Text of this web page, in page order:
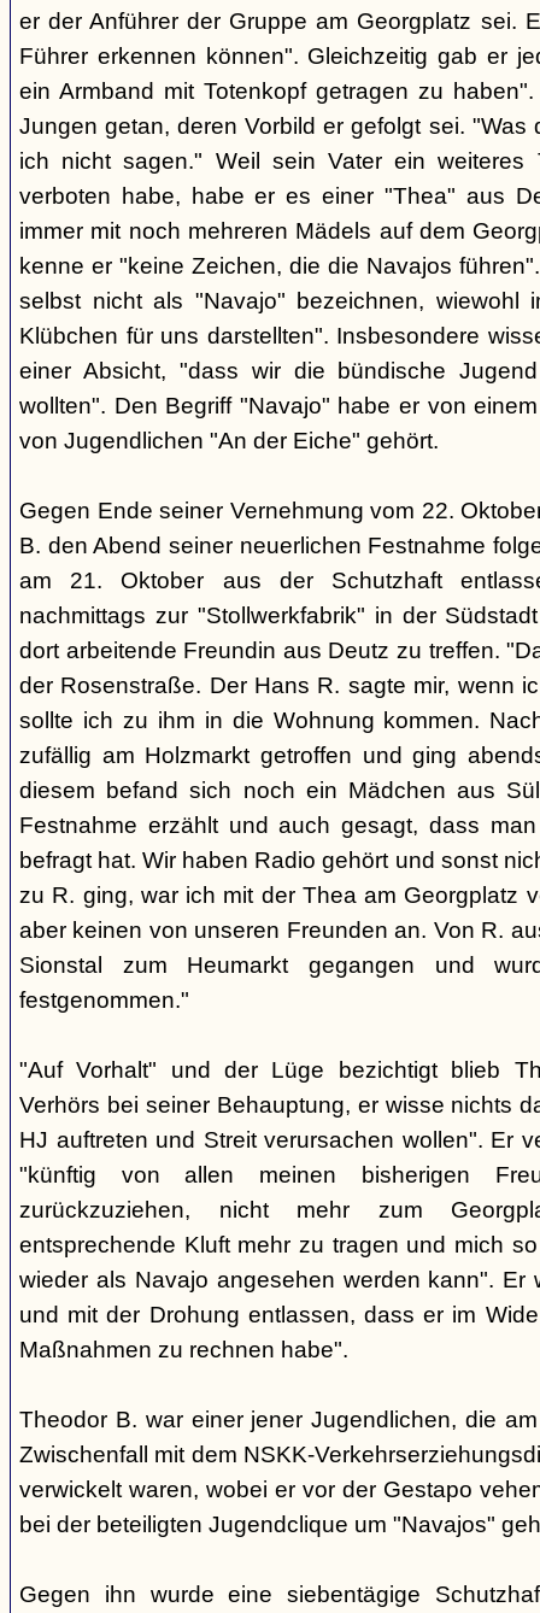
er der Anführer der Gruppe am Georgplatz sei.
Führer erkennen können". Gleichzeitig gab er
ein Armband mit Totenkopf getragen zu
Jungen getan, deren Vorbild er gefolgt sei. "Was
ich nicht sagen." Weil sein Vater ein weiteres
verboten habe, habe er es einer "Thea" aus
immer mit noch mehreren Mädels auf dem
kenne er "keine Zeichen, die die Navajos
selbst nicht als "Navajo" bezeichnen, wiewohl
Klübchen für uns darstellten". Insbesondere
einer Absicht, "dass wir die bündische
wollten". Den Begriff "Navajo" habe er von
von Jugendlichen "An der Eiche" gehört.
Gegen Ende seiner Vernehmung vom 22.
B. den Abend seiner neuerlichen Festnahme
am 21. Oktober aus der Schutzhaft
nachmittags zur "Stollwerkfabrik" in der
dort arbeitende Freundin aus Deutz zu treffen.
der Rosenstraße. Der Hans R. sagte mir, wenn
sollte ich zu ihm in die Wohnung kommen.
zufällig am Holzmarkt getroffen und ging
diesem befand sich noch ein Mädchen aus
Festnahme erzählt und auch gesagt, dass
befragt hat. Wir haben Radio gehört und sonst
zu R. ging, war ich mit der Thea am Georgplatz
aber keinen von unseren Freunden an. Von R.
Sionstal zum Heumarkt gegangen und
festgenommen."
"Auf Vorhalt" und der Lüge bezichtigt blieb
Verhörs bei seiner Behauptung, er wisse nichts
HJ auftreten und Streit verursachen wollen". Er
"künftig von allen meinen bisherigen
zurückzuziehen, nicht mehr zum
entsprechende Kluft mehr zu tragen und mich
wieder als Navajo angesehen werden kann". Er
und mit der Drohung entlassen, dass er im
Maßnahmen zu rechnen habe".
Theodor B. war einer jener Jugendlichen, die
Zwischenfall mit dem NSKK-
verwickelt waren, wobei er vor der Gestapo
bei der beteiligten Jugendclique um "Navajos"
Gegen ihn wurde eine siebentägige